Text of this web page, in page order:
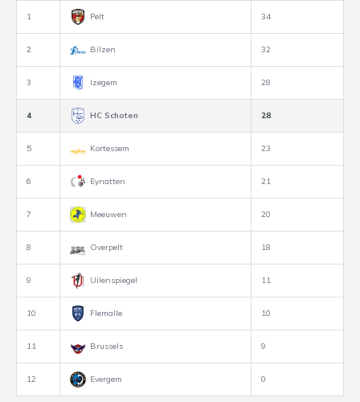
1 Pelt 34
2 Bilzen 32
3 Izegem 28
4 HC Schoten 28
5 Kortessem 23
6 Eynatten 21
7 Meeuwen 20
8 Overpelt 18
9 Uilenspiegel 11
10 Flemalle 10
11 Brussels 9
12 Evergem 0